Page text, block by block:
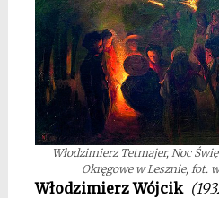
Włodzimierz Tetmajer, Noc
Okręgowe w Lesznie, fot.
Włodzimierz Wójcik